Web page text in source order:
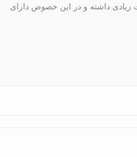
زیادی داشته و در این خصوص دارای